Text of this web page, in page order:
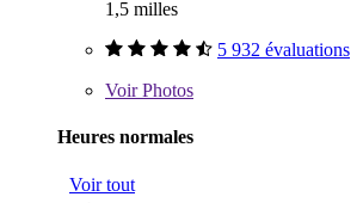
1,5 milles
5 932 évaluations
VoirPhotos
Heures normales
Voir tout